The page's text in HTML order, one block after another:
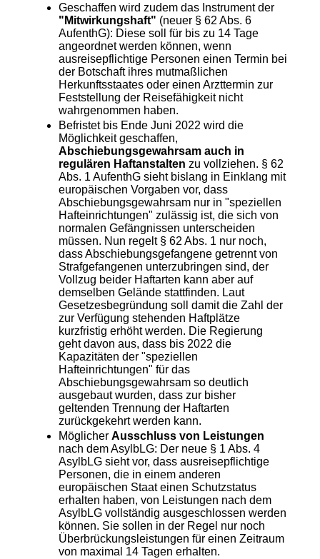
Geschaffen wird zudem das Instrument der
"Mitwirkungshaft" (neuer § 62 Abs. 6
AufenthG): Diese soll für bis zu 14 Tage
angeordnet werden können, wenn
ausreisepflichtige Personen einen Termin bei
der Botschaft ihres mutmaßlichen
Herkunftsstaates oder einen Arzttermin zur
Feststellung der Reisefähigkeit nicht
wahrgenommen haben.
Befristet bis Ende Juni 2022 wird die
Möglichkeit geschaffen,
Abschiebungsgewahrsam auch in
regulären Haftanstalten zu vollziehen. § 62
Abs. 1 AufenthG sieht bislang in Einklang mit
europäischen Vorgaben vor, dass
Abschiebungsgewahrsam nur in "speziellen
Hafteinrichtungen" zulässig ist, die sich von
normalen Gefängnissen unterscheiden
müssen. Nun regelt § 62 Abs. 1 nur noch,
dass Abschiebungsgefangene getrennt von
Strafgefangenen unterzubringen sind, der
Vollzug beider Haftarten kann aber auf
demselben Gelände stattfinden. Laut
Gesetzesbegründung soll damit die Zahl der
zur Verfügung stehenden Haftplätze
kurzfristig erhöht werden. Die Regierung
geht davon aus, dass bis 2022 die
Kapazitäten der "speziellen
Hafteinrichtungen" für das
Abschiebungsgewahrsam so deutlich
ausgebaut wurden, dass zur bisher
geltenden Trennung der Haftarten
zurückgekehrt werden kann.
MöglicherAusschluss von Leistungen
nach dem AsylbLG: Der neue § 1 Abs. 4
AsylbLG sieht vor, dass ausreisepflichtige
Personen, die in einem anderen
europäischen Staat einen Schutzstatus
erhalten haben, von Leistungen nach dem
AsylbLG vollständig ausgeschlossen werden
können. Sie sollen in der Regel nur noch
Überbrückungsleistungen für einen Zeitraum
von maximal 14 Tagen erhalten.